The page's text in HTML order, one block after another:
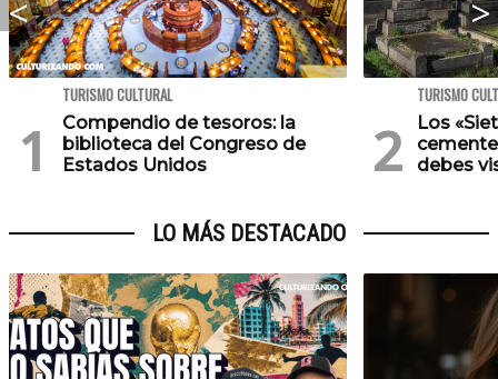
TURISMO CULTURAL
Compendio de tesoros: la
biblioteca del Congreso de
Estados Unidos
TURISMO
Los
debes
LO MÁS DESTACADO